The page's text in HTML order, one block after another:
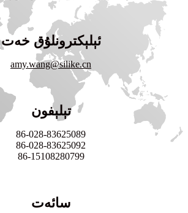
ئېلېكترونلۇق خەت
amy.wang@silike.cn
تېلېفون
86-028-83625089
86-028-83625092
86-15108280799
سائەت